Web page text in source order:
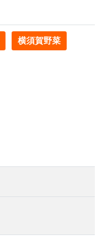
横須賀野菜